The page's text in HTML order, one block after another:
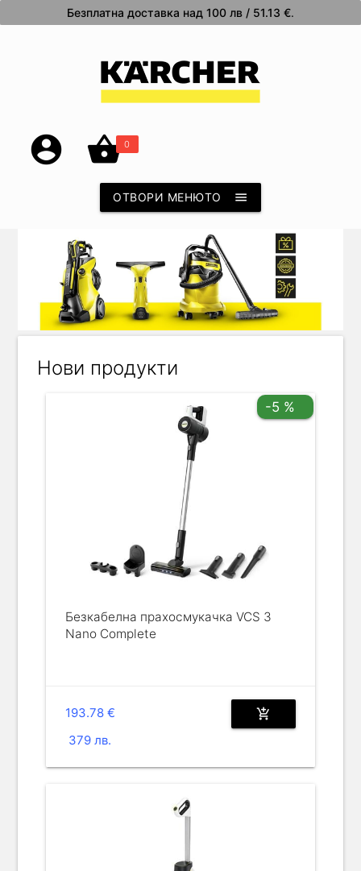
Безплатна доставка над 100 лв / 51.13 €.
account_circle shopping_basket0
ОТВОРИ МЕНЮТО menu
Нови продукти
-5 %
Безкабелна прахосмукачка VCS 3
Nano Complete
193.78 €
379 лв.
add_shopping_cart